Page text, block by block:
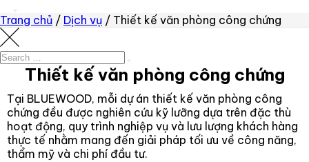
Trang chủ / Dịch vụ / Thiết kế văn phòng công chứng
Thiết kế văn phòng công chứng
Tại BLUEWOOD, mỗi dự án thiết kế văn phòng công
chứng đều được nghiên cứu kỹ lưỡng dựa trên đặc thù
hoạt động, quy trình nghiệp vụ và lưu lượng khách hàng
thực tế nhằm mang đến giải pháp tối ưu về công năng,
thẩm mỹ và chi phí đầu tư.